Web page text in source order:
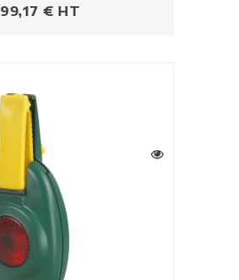
Prix
99,17 € HT